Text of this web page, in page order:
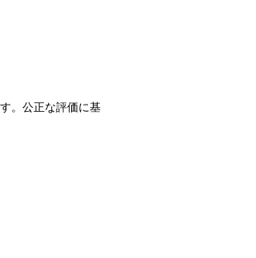
。公正な評価に基